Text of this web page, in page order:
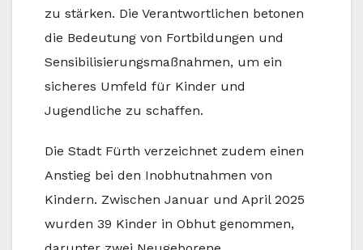
zu stärken. Die Verantwortlichen betonen
die Bedeutung von Fortbildungen und
Sensibilisierungsmaßnahmen, um ein
sicheres Umfeld für Kinder und
Jugendliche zu schaffen.
Die Stadt Fürth verzeichnet zudem einen
Anstieg bei den Inobhutnahmen von
Kindern. Zwischen Januar und April 2025
wurden 39 Kinder in Obhut genommen,